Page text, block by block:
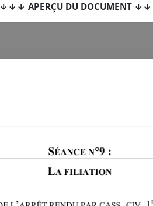
↓↓↓ APERÇU DU DOCUMENT